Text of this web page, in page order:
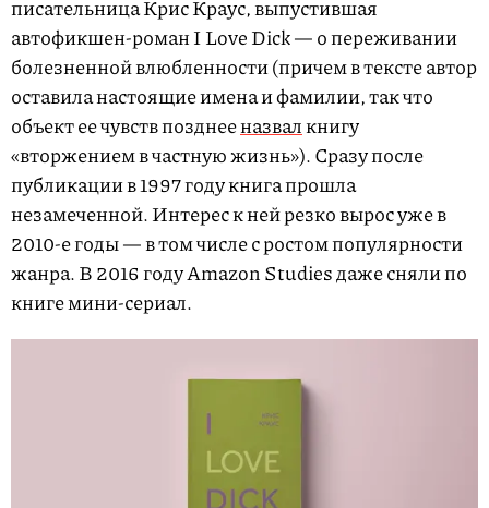
писательница Крис Краус, выпустившая
автофикшен-роман I Love Dick — о переживании
болезненной влюбленности (причем в тексте автор
оставила настоящие имена и фамилии, так что
объект ее чувств позднееназвалкнигу
«вторжением в частную жизнь»). Сразу после
публикации в 1997 году книга прошла
незамеченной. Интерес к ней резко вырос уже в
2010-е годы — в том числе с ростом популярности
жанра. В 2016 году Amazon Studies даже сняли по
книге мини-сериал.